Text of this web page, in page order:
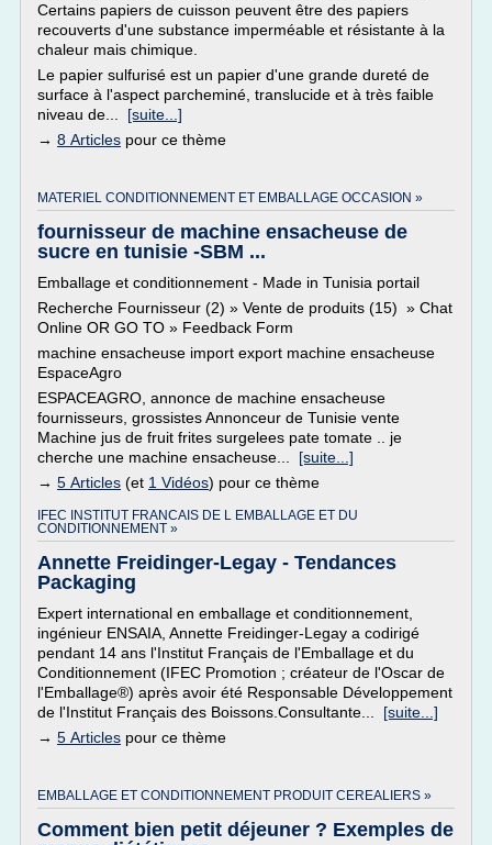
Certains papiers de cuisson peuvent être des papiers
recouverts d'une substance imperméable et résistante à la
chaleur mais chimique.
Le papier sulfurisé est un papier d'une grande dureté de
surface à l'aspect parcheminé, translucide et à très faible
niveau de... [suite...]
→ 8 Articles pour ce thème
MATERIEL CONDITIONNEMENT ET EMBALLAGE OCCASION »
fournisseur de machine ensacheuse de
sucre en tunisie -SBM ...
Emballage et conditionnement - Made in Tunisia portail
Recherche Fournisseur (2) » Vente de produits (15) » Chat
Online OR GO TO » Feedback Form
machine ensacheuse import export machine ensacheuse
EspaceAgro
ESPACEAGRO, annonce de machine ensacheuse
fournisseurs, grossistes Annonceur de Tunisie vente
Machine jus de fruit frites surgelees pate tomate .. je
cherche une machine ensacheuse... [suite...]
→ 5 Articles (et 1 Vidéos) pour ce thème
IFEC INSTITUT FRANCAIS DE L EMBALLAGE ET DU
CONDITIONNEMENT »
Annette Freidinger-Legay - Tendances
Packaging
Expert international en emballage et conditionnement,
ingénieur ENSAIA, Annette Freidinger-Legay a codirigé
pendant 14 ans l'Institut Français de l'Emballage et du
Conditionnement (IFEC Promotion ; créateur de l'Oscar de
l'Emballage®) après avoir été Responsable Développement
de l'Institut Français des Boissons.Consultante... [suite...]
→ 5 Articles pour ce thème
EMBALLAGE ET CONDITIONNEMENT PRODUIT CEREALIERS »
Comment bien petit déjeuner ? Exemples de